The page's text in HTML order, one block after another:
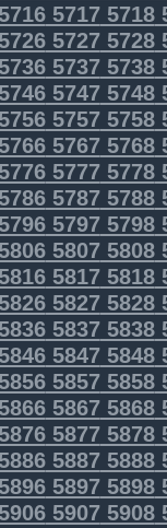
57175718
57275728
57375738
57475748
57575758
57675768
57775778
57875788
57975798
58075808
58175818
58275828
58375838
58475848
58575858
58675868
58775878
58875888
58975898
59075908